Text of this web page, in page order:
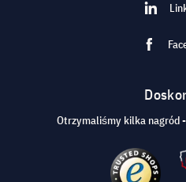
Otrzymaliśmy kilka nagród -